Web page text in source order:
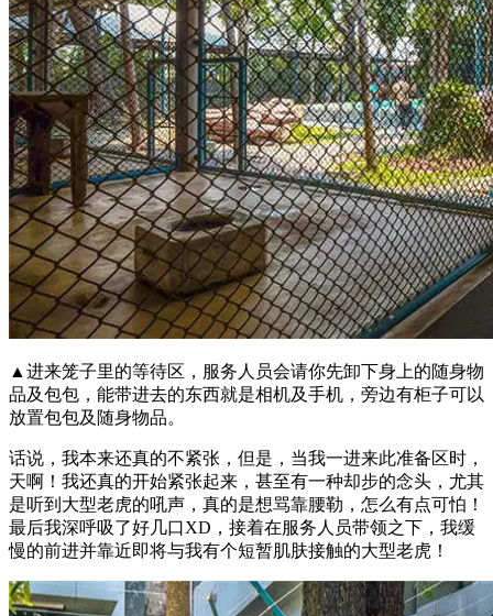
▲进来笼子里的等待区，服务人员会请你先卸下身上的随身物
品及包包，能带进去的东西就是相机及手机，旁边有柜子可以
放置包包及随身物品。
话说，我本来还真的不紧张，但是，当我一进来此准备区时，
天啊！我还真的开始紧张起来，甚至有一种却步的念头，尤其
是听到大型老虎的吼声，真的是想骂靠腰勒，怎么有点可怕！
最后我深呼吸了好几口XD，接着在服务人员带领之下，我缓
慢的前进并靠近即将与我有个短暂肌肤接触的大型老虎！